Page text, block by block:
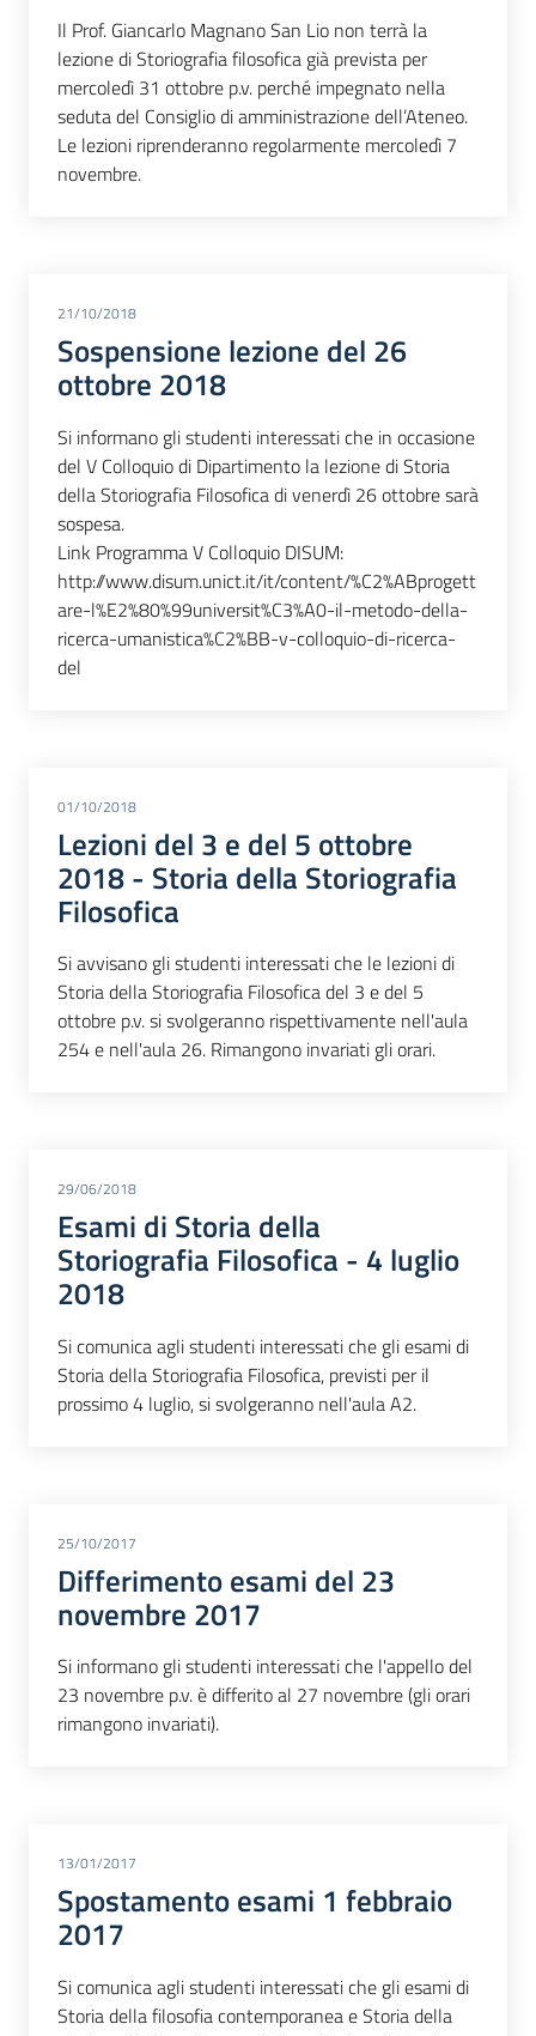
Il Prof. Giancarlo Magnano San Lio non terrà la
lezione di Storiografia filosofica già prevista per
mercoledì 31 ottobre p.v. perché impegnato nella
seduta del Consiglio di amministrazione dell’Ateneo.
Le lezioni riprenderanno regolarmente mercoledì 7
novembre.
21/10/2018
Sospensione lezione del 26
ottobre 2018
Si informano gli studenti interessati che in occasione
del V Colloquio di Dipartimento la lezione di Storia
della Storiografia Filosofica di venerdì 26 ottobre sarà
sospesa.
Link Programma V Colloquio DISUM:
http://www.disum.unict.it/it/content/%C2%ABprogett
are-l%E2%80%99universit%C3%A0-il-metodo-della-
ricerca-umanistica%C2%BB-v-colloquio-di-ricerca-
del
01/10/2018
Lezioni del 3 e del 5 ottobre
2018 - Storia della Storiografia
Filosofica
Si avvisano gli studenti interessati che le lezioni di
Storia della Storiografia Filosofica del 3 e del 5
ottobre p.v. si svolgeranno rispettivamente nell'aula
254 e nell'aula 26. Rimangono invariati gli orari.
29/06/2018
Esami di Storia della
Storiografia Filosofica - 4 luglio
2018
Si comunica agli studenti interessati che gli esami di
Storia della Storiografia Filosofica, previsti per il
prossimo 4 luglio, si svolgeranno nell'aula A2.
25/10/2017
Differimento esami del 23
novembre 2017
Si informano gli studenti interessati che l'appello del
23 novembre p.v. è differito al 27 novembre (gli orari
rimangono invariati).
13/01/2017
Spostamento esami 1 febbraio
2017
Si comunica agli studenti interessati che gli esami di
Storia della filosofia contemporanea e Storia della